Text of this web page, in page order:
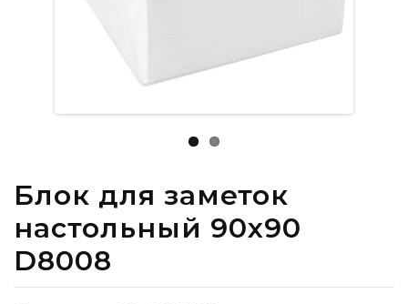
Блок для заметок
настольный 90х90
D8008